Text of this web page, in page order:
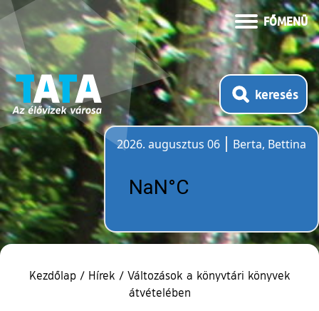
FŐMENÜ
keresés
2026. augusztus 06
Berta, Bettina
Kezdőlap / Hírek / Változások a könyvtári könyvek
átvételében